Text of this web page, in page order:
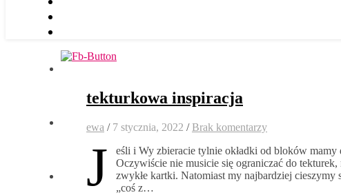
tekturkowa inspiracja
ewa / 7 stycznia, 2022 / Brak komentarzy
J
eśli i Wy zbieracie tylnie okładki od bloków mamy
Oczywiście nie musicie się ograniczać do
zwykłe kartki. Natomiast my najbardziej cieszymy
„coś z…